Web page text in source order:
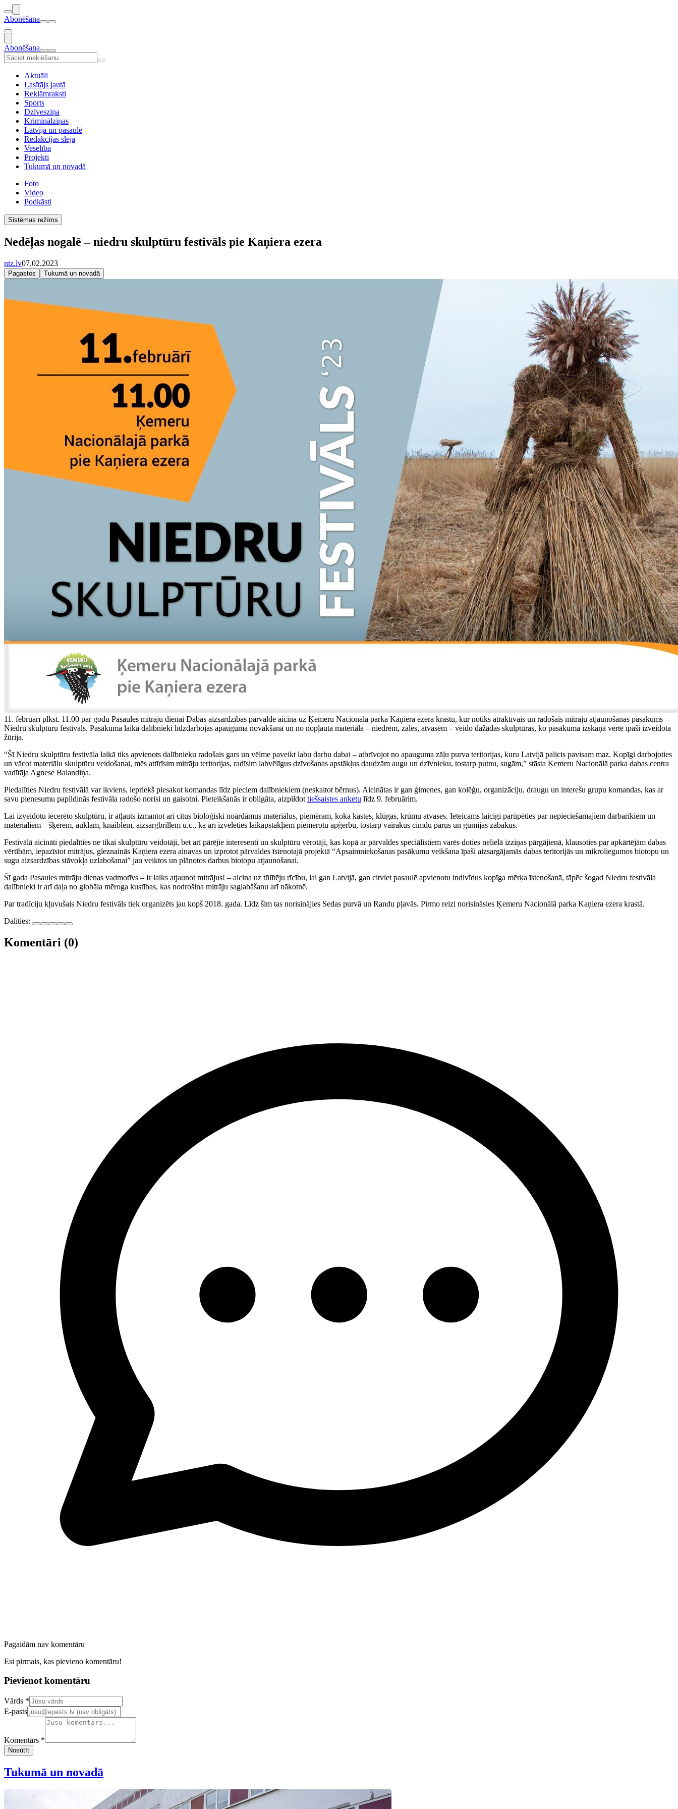
Abonēšana
Abonēšana
Aktuāli
Lasītājs jautā
Reklāmraksti
Sports
Dzīvesziņa
Kriminālziņas
Latvija un pasaulē
Redakcijas sleja
Veselība
Projekti
Tukumā un novadā
Foto
Video
Podkāsti
Sistēmas režīms
Nedēļas nogalē – niedru skulptūru festivāls pie Kaņiera ezera
ntz.lv07.02.2023
Pagastos Tukumā un novadā
11. februārī plkst. 11.00 par godu Pasaules mitrāju dienai Dabas aizsardzības pārvalde aicina uz Ķemeru Nacionālā parka Kaņiera ezera krastu, kur notiks atraktīvais un radošais mitrāju atjaunošanas pasākums –
Niedru skulptūru festivāls. Pasākuma laikā dalībnieki līdzdarbojas apauguma novākšanā un no nopļautā materiāla – niedrēm, zāles, atvasēm – veido dažādas skulptūras, ko pasākuma izskaņā vērtē īpaši izveidota
žūrija.
“Šī Niedru skulptūru festivāla laikā tiks apvienots dalībnieku radošais gars un vēlme paveikt labu darbu dabai – atbrīvojot no apauguma zāļu purva teritorijas, kuru Latvijā palicis pavisam maz. Kopīgi darbojoties
un vācot materiālu skulptūru veidošanai, mēs attīrīsim mitrāju teritorijas, radīsim labvēlīgus dzīvošanas apstākļus daudzām augu un dzīvnieku, tostarp putnu, sugām,” stāsta Ķemeru Nacionālā parka dabas centra
vadītāja Agnese Balandiņa.
Piedalīties Niedru festivālā var ikviens, iepriekš piesakot komandas līdz pieciem dalībniekiem (neskaitot bērnus). Aicinātas ir gan ģimenes, gan kolēģu, organizāciju, draugu un interešu grupu komandas, kas ar
savu pienesumu papildinās festivāla radošo norisi un gaisotni. Pieteikšanās ir obligāta, aizpildot tiešsaistes anketu līdz 9. februārim.
Lai izveidotu iecerēto skulptūru, ir atļauts izmantot arī citus bioloģiski noārdāmus materiālus, piemēram, koka kastes, klūgas, krūmu atvases. Ieteicams laicīgi parūpēties par nepieciešamajiem darbarīkiem un
materiāliem – šķērēm, auklām, knaiblēm, aizsargbrillēm u.c., kā arī izvēlēties laikapstākļiem piemērotu apģērbu, tostarp vairākus cimdu pārus un gumijas zābakus.
Festivālā aicināti piedalīties ne tikai skulptūru veidotāji, bet arī pārējie interesenti un skulptūru vērotāji, kas kopā ar pārvaldes speciālistiem varēs doties nelielā izziņas pārgājienā, klausoties par apkārtējām dabas
vērtībām, iepazīstot mitrājus, gleznainās Kaņiera ezera ainavas un izprotot pārvaldes īstenotajā projektā “Apsaimniekošanas pasākumu veikšana īpaši aizsargājamās dabas teritorijās un mikroliegumos biotopu un
sugu aizsardzības stāvokļa uzlabošanai” jau veiktos un plānotos darbus biotopu atjaunošanai.
Šī gada Pasaules mitrāju dienas vadmotīvs – Ir laiks atjaunot mitrājus! – aicina uz tūlītēju rīcību, lai gan Latvijā, gan citviet pasaulē apvienotu indivīdus kopīga mērķa īstenošanā, tāpēc šogad Niedru festivāla
dalībnieki ir arī daļa no globāla mēroga kustības, kas nodrošina mitrāju saglabāšanu arī nākotnē.
Par tradīciju kļuvušais Niedru festivāls tiek organizēts jau kopš 2018. gada. Līdz šim tas norisinājies Sedas purvā un Randu pļavās. Pirmo reizi norisināsies Ķemeru Nacionālā parka Kaņiera ezera krastā.
Dalīties:
Komentāri (0)
Pagaidām nav komentāru
Esi pirmais, kas pievieno komentāru!
Pievienot komentāru
Confirm your email address
Vārds *
E-pasts
Komentārs *
Nosūtīt
Tukumā un novadā